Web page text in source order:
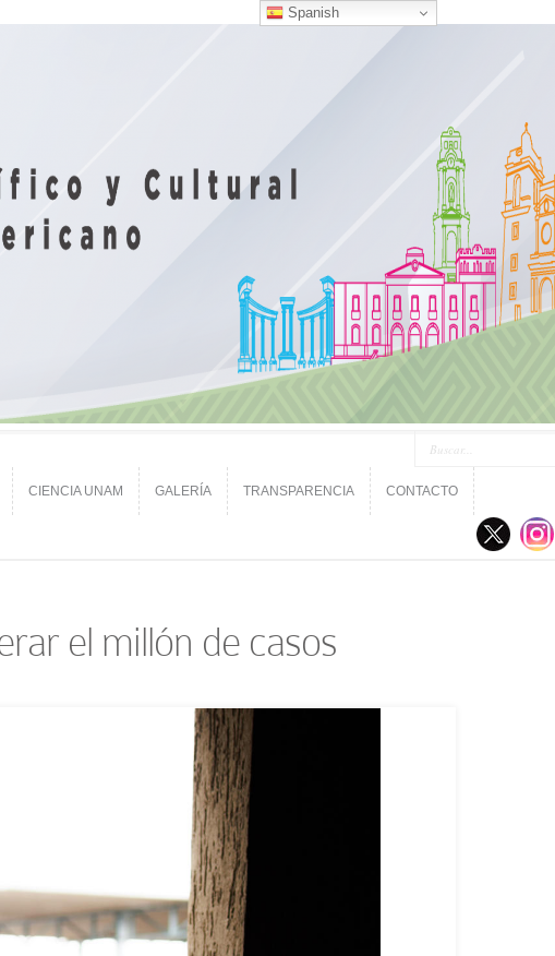
CIENCIA UNAM GALERÍA TRANSPARENCIA CONTACTO
el millón de casos
Spanish